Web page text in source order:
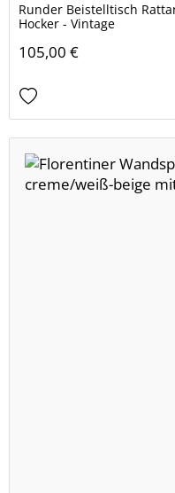
Runder Beistelltisch
Hocker - Vintage
105,00 €